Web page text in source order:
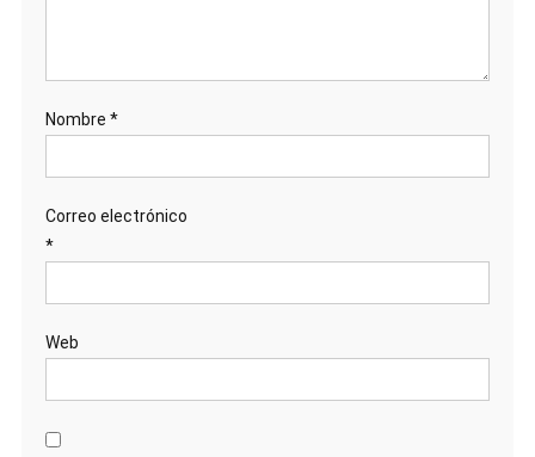
Nombre *
Correo electrónico
*
Web